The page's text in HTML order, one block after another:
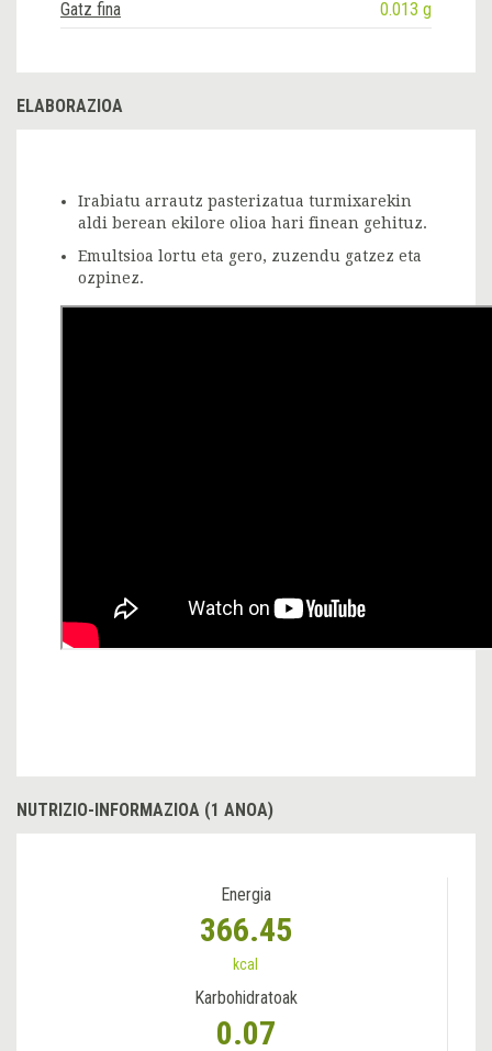
Gatz fina
0.013 g
ELABORAZIOA
Irabiatu arrautz pasterizatua turmixarekin
aldi berean ekilore olioa hari finean gehituz.
Emultsioa lortu eta gero, zuzendu gatzez eta
ozpinez.
NUTRIZIO-INFORMAZIOA (1 ANOA)
Energia
366.45
kcal
Karbohidratoak
0.07